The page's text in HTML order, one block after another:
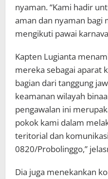
nyaman. “Kami hadir
aman dan nyaman bagi
mengikuti pawai
Kapten Lugianta
mereka sebagai aparat
bagian dari tanggung
keamanan wilayah
pengawalan ini
pokok kami dalam
teritorial dan
0820/Probolinggo,”
Dia juga menekankan